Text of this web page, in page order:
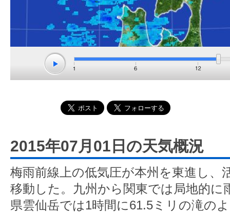
2015年07月01日の天気概況
梅雨前線上の低気圧が本州を東進し、
移動した。九州から関東では局地的に
県雲仙岳では1時間に61.5ミリの滝の